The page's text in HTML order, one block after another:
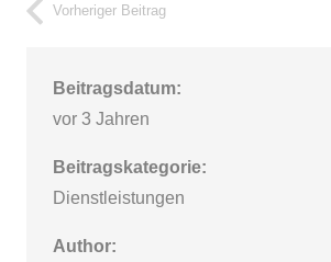
Vorheriger Beitrag
Beitragsdatum:
vor 3 Jahren
Beitragskategorie:
Dienstleistungen
Author: